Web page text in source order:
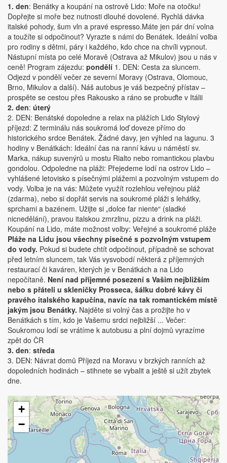
1. den: Benátky a koupání na ostrově Lido: Moře na otočku!
Dopřejte si moře bez nutnosti dlouhé dovolené. Rychlá dávka
italské pohody, šum vln a pravé espresso.Máte jen pár dní volna
a toužíte si odpočinout? Vyrazte s námi do Benátek. Ideální volba
pro rodiny s dětmi, páry i každého, kdo chce na chvíli vypnout.
Nástupní místa po celé Moravě (Ostrava až Mikulov) jsou u nás v
ceně! Program zájezdu: pondělí 1. DEN: Cesta za sluncem.
Odjezd v pondělí večer ze severní Moravy (Ostrava, Olomouc,
Brno, Mikulov a další). Náš autobus je váš bezpečný přístav –
prospěte se cestou přes Rakousko a ráno se probuďte v Itálii
2. den: úterý
2. DEN: Benátské dopoledne a relax na plážích Lido Stylový
příjezd: Z terminálu nás soukromá loď doveze přímo do
historického srdce Benátek. Žádné davy, jen výhled na lagunu. 3
hodiny v Benátkách: Ideální čas na ranní kávu u náměstí sv.
Marka, nákup suvenýrů u mostu Rialto nebo romantickou plavbu
gondolou. Odpoledne na pláži: Přejedeme lodí na ostrov Lido –
vyhlášené letovisko s písečnými plážemi a pozvolným vstupem do
vody. Volba je na vás: Můžete využít rozlehlou veřejnou pláž
(zdarma), nebo si dopřát servis na soukromé pláži s lehátky,
sprchami a bazénem. Užijte si „dolce far niente“ (sladké
nicnedělání), pravou italskou zmrzlinu, pizzu a drink na pláži.
Koupání na Lido, máte možnost volby: Veřejné a soukromé pláže
Pláže na Lidu jsou všechny písečné s pozvolným vstupem
do vody. Pokud si budete chtít odpočinout, případně se schovat
před letním sluncem, tak Vás vysvobodí některá z příjemných
restaurací či kaváren, kterých je v Benátkách a na Lido
nepočítaně. Není nad příjemné posezení s Vašim nejbližším
nebo s přáteli u skleničky Prosseca, šálku dobré kávy či
pravého italského kapučína, navíc na tak romantickém místě
jakým jsou Benátky. Najděte si volný čas a prožijte ho v
Benátkách s tím, kdo je Vašemu srdci nejbližší ... Večer:
Soukromou lodí se vrátíme k autobusu a plní dojmů vyrazíme
zpět do ČR
3. den: středa
3. DEN: Návrat domů Příjezd na Moravu v brzkých ranních až
dopoledních hodinách – stihnete se vybalit a ještě si užít zbytek
dne.
+
−